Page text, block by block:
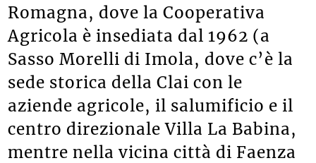
Romagna, dove la Cooperativa
Agricola è insediata dal 1962 (a
Sasso Morelli di Imola, dove c’è la
sede storica della Clai con le
aziende agricole, il salumificio e il
centro direzionale Villa La Babina,
mentre nella vicina città di Faenza